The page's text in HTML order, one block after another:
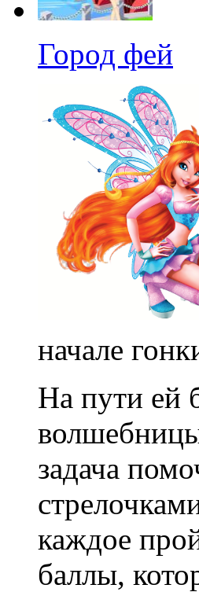
Город фей
начале
На пути ей
задача
каждое
баллы,